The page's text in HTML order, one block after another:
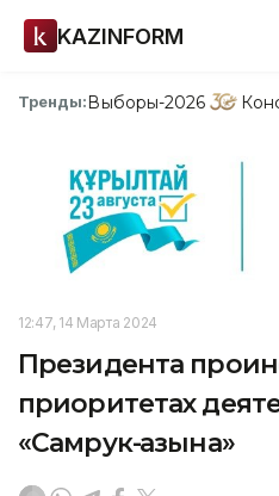
KAZINFORM
Тренды:Выборы-2026
12:47, 14 Марта 2024
Президента
приоритетах
«Самрук-Қазына»